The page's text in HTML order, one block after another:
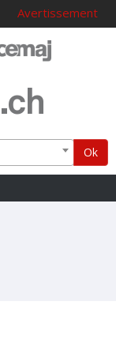
Avertissement
.ch
Ok